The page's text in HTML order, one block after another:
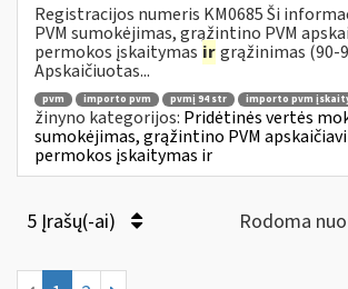
Registracijos numeris KM0685 Ši
PVM sumokėjimas, grąžintino PVM
permokos įskaitymas irgrąžinimas (90-
Apskaičiuotas...
pvm importo pvm pvmį 94 str importo pvm
žinyno kategorijos: Pridėtinės vertės
sumokėjimas, grąžintino PVM
permokos įskaitymas ir
5 Įrašų(-ai) Rodoma